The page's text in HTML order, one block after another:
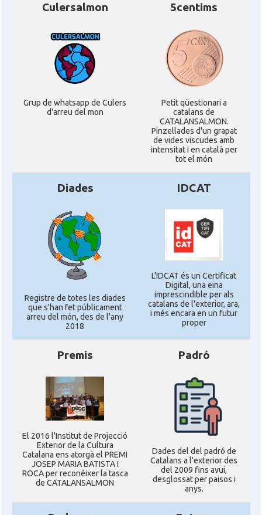
Culersalmon
Grup de whatsapp de Culers
d'arreu del mon
5centims
Petit qüestionari a
catalans de
CATALANSALMON.
Pinzellades d'un grapat
de vides viscudes amb
intensitat i en català per
tot el món
Diades
Registre de totes les diades
que s'han fet públicament
arreu del món, des de l'any
2018
IDCAT
L'IDCAT és un Certificat
Digital, una eina
imprescindible per als
catalans de l'exterior, ara,
i més encara en un futur
proper
Premis
El 2016 l'Institut de Projecció
Exterior de la Cultura
Catalana ens atorgà el PREMI
JOSEP MARIA BATISTA I
ROCA per reconéixer la tasca
de CATALANSALMON
Padró
Dades del del padró de
Catalans a l'exterior des
del 2009 fins avui,
desglossat per paisos i
anys.